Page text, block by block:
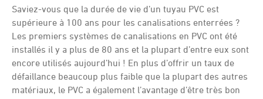
Saviez-vous que la durée de vie d’un tuyau PVC est
supérieure à 100 ans pour les canalisations enterrées ?
Les premiers systèmes de canalisations en PVC ont été
installés il y a plus de 80 ans et la plupart d’entre eux sont
encore utilisés aujourd’hui ! En plus d’offrir un taux de
défaillance beaucoup plus faible que la plupart des autres
matériaux, le PVC a également l’avantage d’être très bon